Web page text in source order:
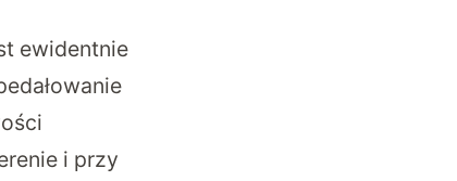
ewidentnie
i przy